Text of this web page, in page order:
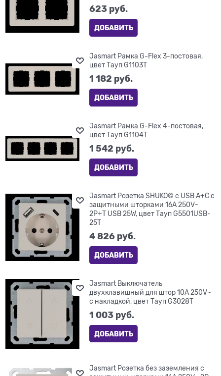
623 руб.
ДОБАВИТЬ
Jasmart Рамка G-Flex 3-постовая,
цвет Тауп G1103T
1 182 руб.
ДОБАВИТЬ
Jasmart Рамка G-Flex 4-постовая,
цвет Тауп G1104T
1 542 руб.
ДОБАВИТЬ
Jasmart Розетка SHUKO© с USB A+C с
защитными шторками 16A 250V~
2P+T USB 25W, цвет Тауп G5501USB-
25T
4 826 руб.
ДОБАВИТЬ
Jasmart Выключатель
двухклавишный для штор 10A 250V~
с накладкой, цвет Тауп G3028T
1 003 руб.
ДОБАВИТЬ
Jasmart Розетка без заземления с